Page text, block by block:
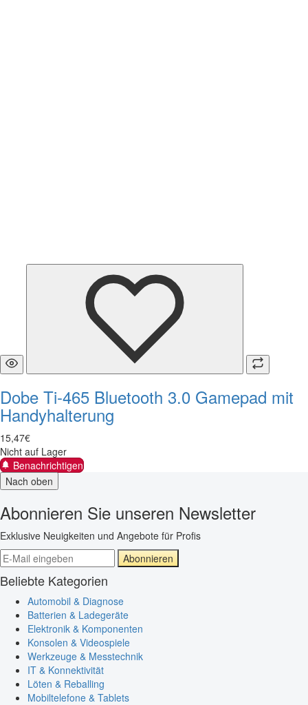
Dobe Ti-465 Bluetooth 3.0 Gamepad mit
Handyhalterung
15,47€
Nicht auf Lager
Benachrichtigen
Nach oben
Abonnieren Sie unseren Newsletter
Exklusive Neuigkeiten und Angebote für Profis
Abonnieren
Beliebte Kategorien
Automobil & Diagnose
Batterien & Ladegeräte
Elektronik & Komponenten
Konsolen & Videospiele
Werkzeuge & Messtechnik
IT & Konnektivität
Löten & Reballing
Mobiltelefone & Tablets